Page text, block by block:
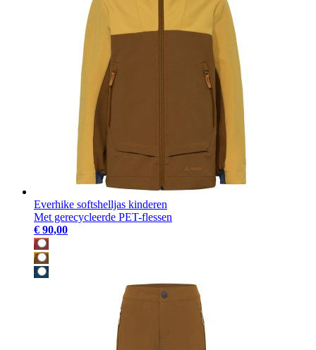
Everhike softshelljas kinderen
Met gerecycleerde PET-flessen
€ 90,00